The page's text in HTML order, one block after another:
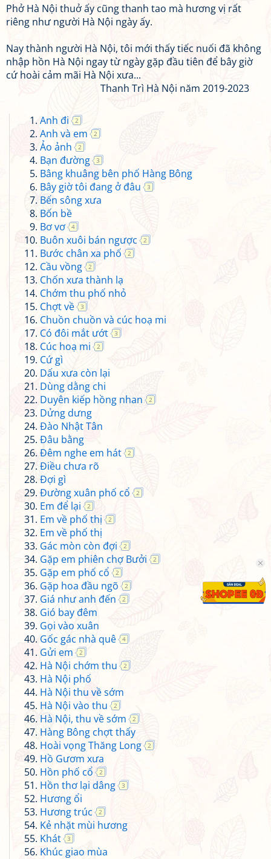
Phở Hà Nội thuở ấy cũng thanh tao mà hương vị rất
riêng như người Hà Nội ngày ấy.
Nay thành người Hà Nội, tôi mới thấy tiếc nuối đã không
nhập hồn Hà Nội ngay từ ngày gặp đầu tiên để bây giờ
cứ hoài cảm mãi Hà Nội xưa...
Thanh Trì Hà Nội năm 2019-2023
Anh đi 2
Anh và em 2
Ảo ảnh 2
Bạn đường 3
Bâng khuâng bên phố Hàng Bông
Bây giờ tôi đang ở đâu
3
Bến sông xưa
Bốn bề
Bơ vơ
4
Buôn xuôi bán ngược 2
Bước chân xa phố 2
Cầu vồng 2
Chốn xưa thành lạ
Chớm thu phố nhỏ
Chợt về
3
Chuồn chuồn và cúc hoạ mi
Có đôi mắt ướt
3
Cúc hoạ mi 2
Cứ gì
Dấu xưa còn lại
Dùng dằng chi
Duyên kiếp hồng nhan
2
Dửng dưng
Đào Nhật Tân
Đâu bằng
Đêm nghe em hát
2
Điều chưa rõ
Đợi gì
Đường xuân phố cổ
2
Em để lại 2
Em về phố thị 2
Em về phố thị
Gác mòn còn đợi
2
Gặp em phiên chợ Bưởi 2
Gặp em phố cổ 2
Gặp hoa đầu ngõ 2
Giá như anh đến 2
Gió bay đêm
Gọi vào xuân
Gốc gác nhà quê
4
Gửi em 2
Hà Nội chớm thu 2
Hà Nội phố
Hà Nội thu về sớm
Hà Nội vào thu
2
Hà Nội, thu về sớm 2
Hàng Bông chợt thấy
Hoài vọng Thăng Long
2
Hồ Gươm xưa
Hồn phố cổ
2
Hồn thơ lại dâng 3
Hương ổi
Hương trúc
2
Kẻ nhặt mùi hương
Khát
3
Khúc giao mùa